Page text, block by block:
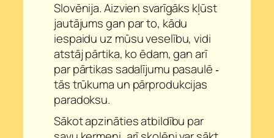
Slovēnija. Aizvien svarīgāks kļūst
jautājums gan par to, kādu
iespaidu uz mūsu veselību, vidi
atstāj pārtika, ko ēdam, gan arī
par pārtikas sadalījumu pasaulē ‐
tās trūkuma un pārprodukcijas
paradoksu.
Sākot apzināties atbildību par